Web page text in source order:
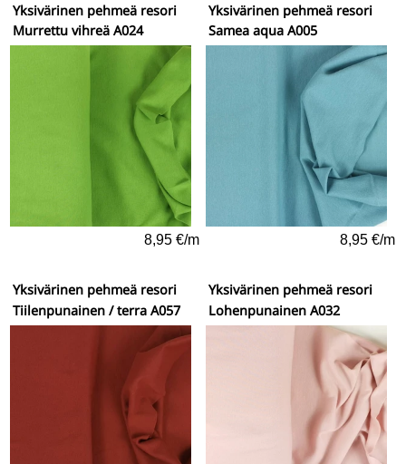
Yksivärinen pehmeä resori
Murrettu vihreä A024
8,95 €/m
Yksivärinen pehmeä resori
Samea aqua A005
8,95 €/m
Yksivärinen pehmeä resori
Tiilenpunainen / terra A057
Yksivärinen pehmeä resori
Lohenpunainen A032